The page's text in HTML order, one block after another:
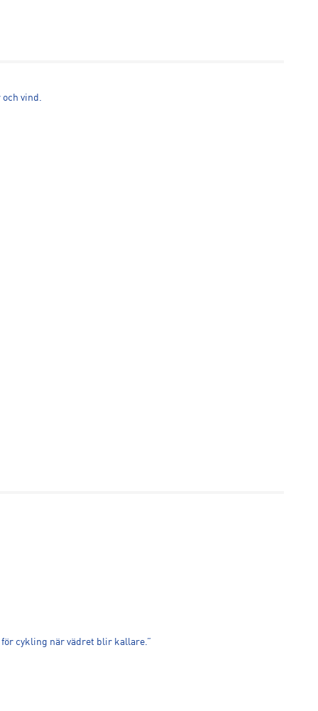
vind.
cykling när vädret blir kallare.”